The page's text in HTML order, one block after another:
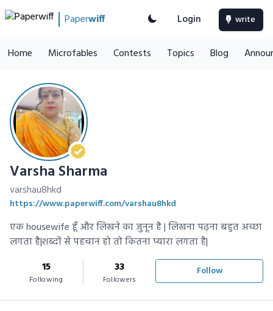
Paperwiff Login write
Home Microfables Contests Topics Blog
Varsha Sharma
varshau8hkd
https://www.paperwiff.com/varshau8hkd
एक housewife हूँ और लिखने का जुनून है | लिखना पढ़ना बहुत अच्छा
लगता है|शब्दों से पहचान हो तो कितना प्यारा लगता है|
15
Following
33
Followers
Follow